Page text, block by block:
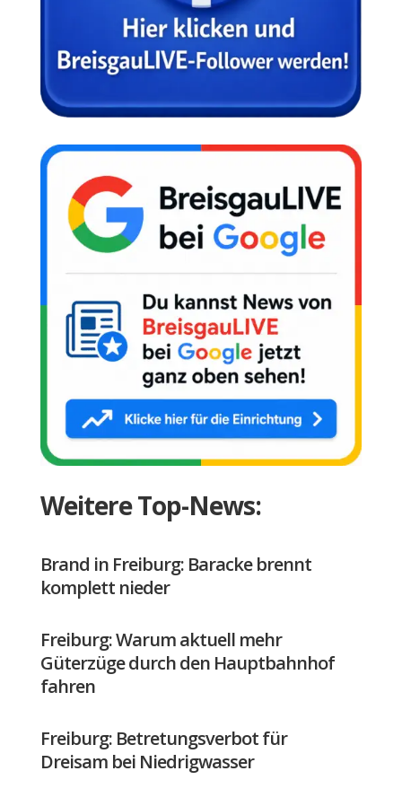
Weitere Top-News:
Brand in Freiburg: Baracke brennt
komplett nieder
Freiburg: Warum aktuell mehr
Güterzüge durch den Hauptbahnhof
fahren
Freiburg: Betretungsverbot für
Dreisam bei Niedrigwasser